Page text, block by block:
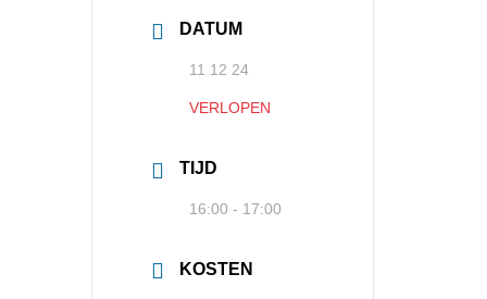
DATUM
11 12 24
VERLOPEN
TIJD
16:00 - 17:00
KOSTEN